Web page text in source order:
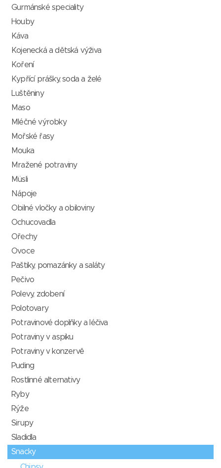
Gurmánské speciality
Houby
Káva
Kojenecká a dětská výživa
Koření
Kypřící prášky, soda a želé
Luštěniny
Maso
Mléčné výrobky
Mořské řasy
Mouka
Mražené potraviny
Müsli
Nápoje
Obilné vločky a obiloviny
Ochucovadla
Ořechy
Ovoce
Paštiky, pomazánky a saláty
Pečivo
Polevy, zdobení
Polotovary
Potravinové doplňky a léčiva
Potraviny v aspiku
Potraviny v konzervě
Puding
Rostlinné alternativy
Ryby
Rýže
Sirupy
Sladidla
Snacky